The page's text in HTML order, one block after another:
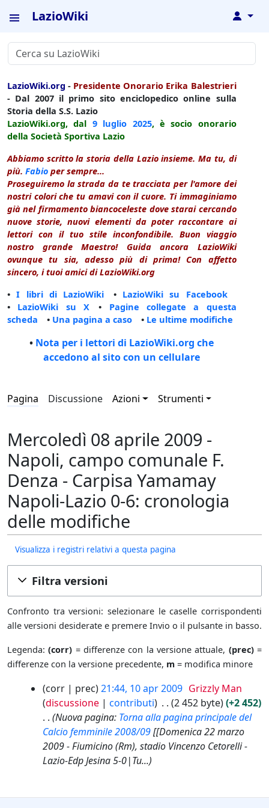
LazioWiki ↓
LazioWiki.org - Presidente Onorario Erika Balestrieri
- Dal 2007 il primo sito enciclopedico online sulla
Storia della S.S. Lazio
LazioWiki.org, dal 9 luglio 2025, è socio onorario
della Società Sportiva Lazio
Abbiamo scritto la storia della Lazio insieme. Ma tu, di
più. Fabio per sempre...
Proseguiremo la strada da te tracciata per l'amore dei
nostri colori che tu amavi con il cuore. Ti immaginiamo
già nel firmamento biancoceleste dove starai cercando
nuove storie, nuovi elementi da poter raccontare ai
lettori con il tuo stile inconfondibile. Buon viaggio
nostro grande Maestro! Guida ancora LazioWiki
ovunque tu sia, adesso più di prima! Con affetto
sincero, i tuoi amici di LazioWiki.org
•I libri di LazioWiki • LazioWiki su Facebook
• LazioWiki su X • Pagine collegate a questa
scheda • Una pagina a caso • Le ultime modifiche
• Nota per i lettori di LazioWiki.org che
accedono al sito con un cellulare
Pagina Discussione Azioni Strumenti
Mercoledì 08 aprile 2009 -
Napoli, campo comunale F.
Denza - Carpisa Yamamay
Napoli-Lazio 0-6: cronologia
delle modifiche
Visualizza i registri relativi a questa pagina
Filtra versioni
Confronto tra versioni: selezionare le caselle corrispondenti
alle versioni desiderate e premere Invio o il pulsante in basso.
Legenda:(corr) = differenze con la versione attuale, (prec)=
differenze con la versione precedente, m = modifica minore
9
corr prec 21:44, 10 apr 2009 Grizzly Man
discussione
contributi 2 452 byte
+2 452
Nuova pagina: Torna alla pagina principale del
Calcio femminile 2008/09[[Domenica 22 marzo
2009 - Fiumicino (Rm), stadio Vincenzo Cetorelli -
Lazio-Edp Jesina 5-0|Tu...